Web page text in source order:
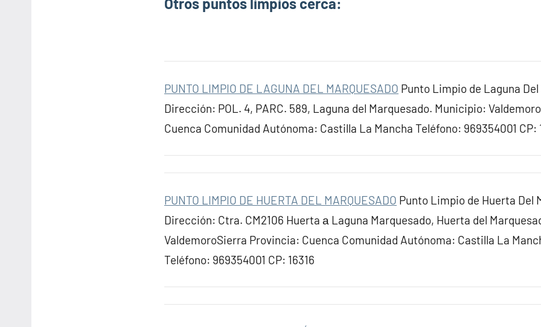
PUNTO LIMPIO DE LAGUNA DEL MARQUESADO Punto Limpio de Laguna
Dirección: POL. 4, PARC. 589, Laguna del Marquesado. Municipio:
Cuenca Comunidad Autónoma: Castilla La Mancha Teléfono: 969354001 CP:
PUNTO LIMPIO DE HUERTA DEL MARQUESADO Punto Limpio de Huerta Del
Dirección: Ctra. CM2106 Huerta а Laguna Marquesado, Huerta del
ValdemoroSierra Provincia: Cuenca Comunidad Autónoma: Castilla La
Teléfono: 969354001 CP: 16316